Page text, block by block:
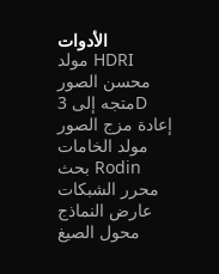
الأدوات
مولد HDRI
محسن الصور
متجه إلى 3D
إعادة مزج الصور
مولد الخامات
بحث Rodin
محرر الشبكات
عارض النماذج
محول الصيغ